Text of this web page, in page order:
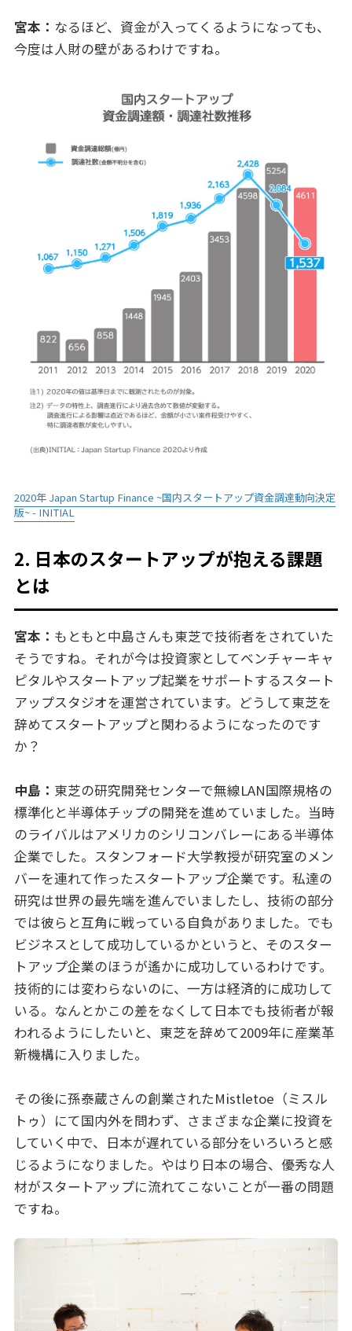
宮本： なるほど、資金が入ってくるようになっても、
今度は人財の壁があるわけですね。
2020年 Japan Startup Finance ~国内スタートアップ資金調達動向決定
版~ - INITIAL
2. 日本のスタートアップが抱える課題
とは
宮本： もともと中島さんも東芝で技術者をされていた
そうですね。それが今は投資家としてベンチャーキャ
ピタルやスタートアップ起業をサポートするスタート
アップスタジオを運営されています。どうして東芝を
辞めてスタートアップと関わるようになったのです
か？
中島： 東芝の研究開発センターで無線LAN国際規格の
標準化と半導体チップの開発を進めていました。当時
のライバルはアメリカのシリコンバレーにある半導体
企業でした。スタンフォード大学教授が研究室のメン
バーを連れて作ったスタートアップ企業です。私達の
研究は世界の最先端を進んでいましたし、技術の部分
では彼らと互角に戦っている自負がありました。でも
ビジネスとして成功しているかというと、そのスター
トアップ企業のほうが遙かに成功しているわけです。
技術的には変わらないのに、一方は経済的に成功して
いる。なんとかこの差をなくして日本でも技術者が報
われるようにしたいと、東芝を辞めて2009年に産業革
新機構に入りました。
その後に孫泰蔵さんの創業されたMistletoe（ミスル
トゥ）にて国内外を問わず、さまざまな企業に投資を
していく中で、日本が遅れている部分をいろいろと感
じるようになりました。やはり日本の場合、優秀な人
材がスタートアップに流れてこないことが一番の問題
ですね。